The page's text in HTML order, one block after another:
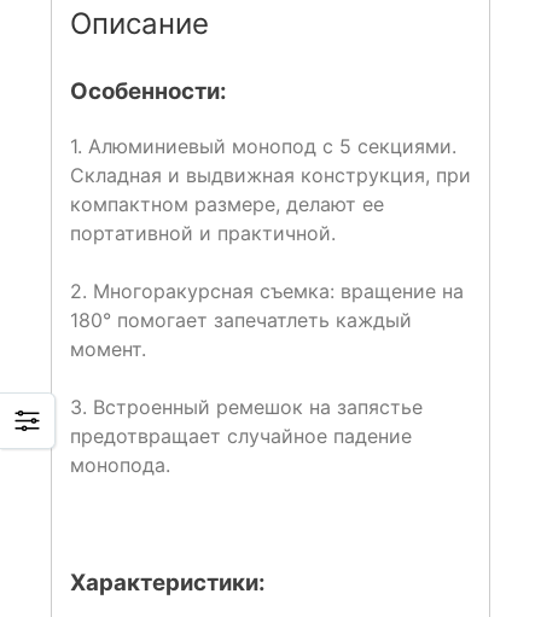
Описание
Особенности:
1. Алюминиевый монопод с 5 секциями.
Складная и выдвижная конструкция, при
компактном размере, делают ее
портативной и практичной.
2. Многоракурсная съемка: вращение на
180° помогает запечатлеть каждый
момент.
3. Встроенный ремешок на запястье
предотвращает случайное падение
монопода.
Характеристики: